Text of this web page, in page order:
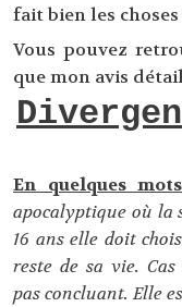
fait bien les
Vous pouvez
que mon avis
En quelques
apocalyptique où la
16 ans elle doit
reste de sa vie.
pas concluant. Elle